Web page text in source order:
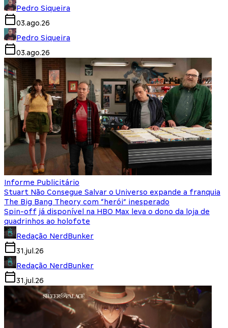
Pedro Siqueira
03.ago.26
Pedro Siqueira
03.ago.26
Informe Publicitário
Stuart Não Consegue Salvar o Universo expande a franquia
The Big Bang Theory com “herói” inesperado
Spin-off já disponível na HBO Max leva o dono da loja de
quadrinhos ao holofote
Redação NerdBunker
31.jul.26
Redação NerdBunker
31.jul.26